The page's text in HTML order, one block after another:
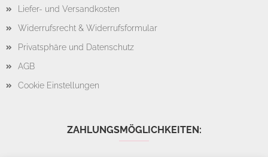
Liefer- und Versandkosten
Widerrufsrecht & Widerrufsformular
Privatsphäre und Datenschutz
AGB
Cookie Einstellungen
ZAHLUNGSMÖGLICHKEITEN: